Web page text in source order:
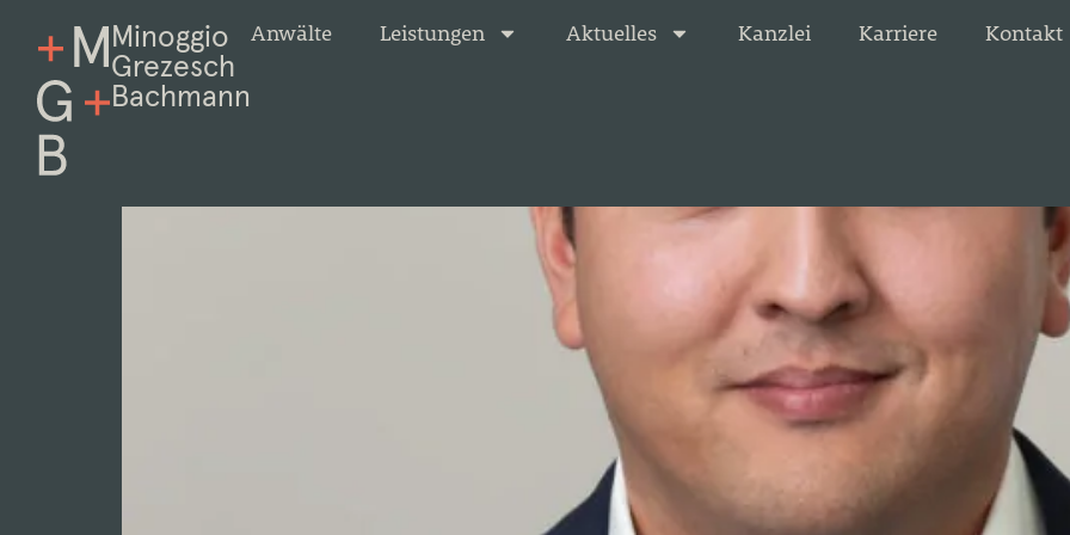
Minoggio
Grezesch
Bachmann
Anwälte Leistungen Aktuelles Kanzlei Karriere Kontakt